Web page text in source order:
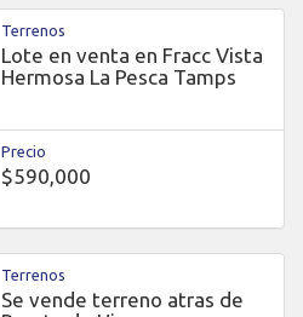
Terrenos
Lote en venta en Fracc Vista
Hermosa La Pesca Tamps
Precio
$590,000
Terrenos
Se vende terreno atras de